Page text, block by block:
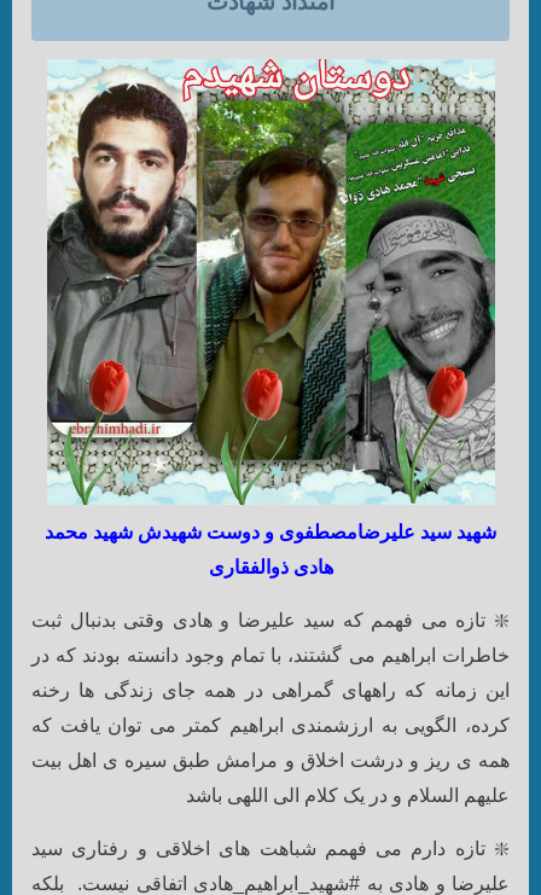
شهید سید علیرضامصطفوی و دوست شهیدش شهید محمد
هادی ذوالفقاری
❇️ تازه می فهمم که سید علیرضا و هادی وقتی بدنبال ثبت
خاطرات ابراهیم می گشتند، با تمام وجود دانسته بودند که در
این زمانه که راههای گمراهی در همه جای زندگی ها رخنه
کرده، الگویی به ارزشمندی ابراهیم کمتر می توان یافت که
همه ی ریز و درشت اخلاق و مرامش طبق سیره ی اهل بیت
علیهم السلام و در یک کلام الی اللهی باشد
❇️ تازه دارم می فهمم شباهت های اخلاقی و رفتاری سید
علیرضا و هادی به #شهید_ابراهیم_هادی اتفاقی نیست. بلکه